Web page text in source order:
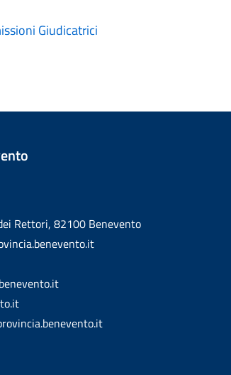
Giudicatrici
Rettori, 82100 Benevento